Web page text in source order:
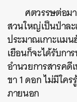
ศตวรรษต่อม
สวนใหญ่เป็นป่าล
ประมาณเกาะแมน
เยือนก็จะได้รับกา
อำนวยการสารค
ขา 1 ดอก ไม่มีใค
ภายนอก